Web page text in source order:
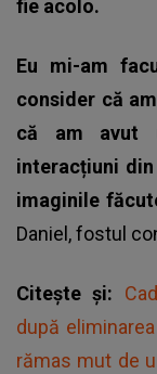
fie acolo.
Eu mi-am
consider că
că am avut
interacțiuni
imaginile
Daniel, fostul
Citește și:
după
rămas mut de